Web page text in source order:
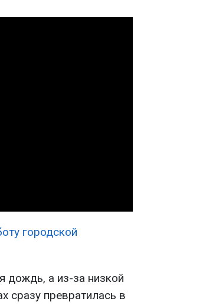
городской
дождь, а из-за низкой
сразу превратилась в